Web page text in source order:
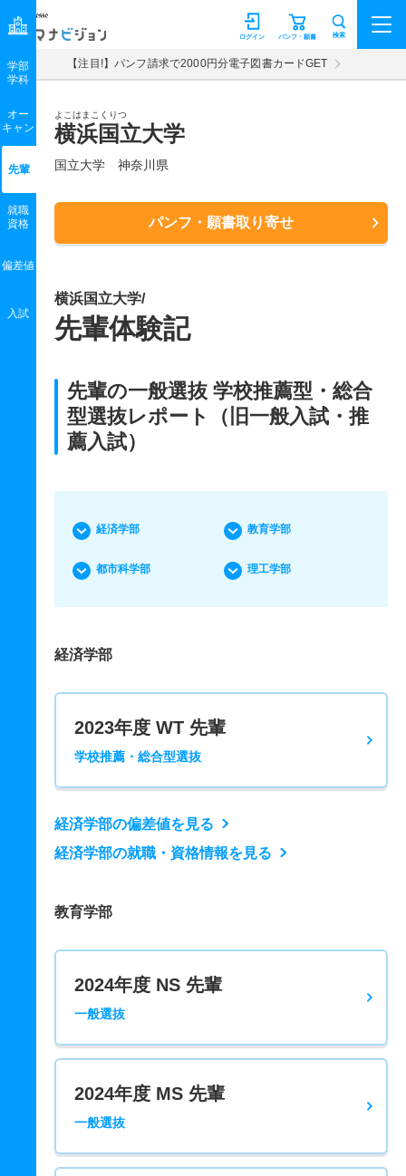
マナビジョン パンフ・願書
ログイン 検索
【注目!】パンフ請求で2000円分電子図書カードGET
よこはまこくりつ
横浜国立大学
国立大学 神奈川県
パンフ・願書取り寄せ
学部
学科
オー
キャン
先輩
就職
資格
偏差値
入試
横浜国立大学/
先輩体験記
先輩の一般選抜 学校推薦型・総合
型選抜レポート（旧一般入試・推
薦入試）
経済学部 教育学部
都市科学部 理工学部
経済学部
2023年度 WT 先輩
学校推薦・総合型選抜
経済学部の偏差値を見る
経済学部の就職・資格情報を見る
教育学部
2024年度 NS 先輩
一般選抜
2024年度 MS 先輩
一般選抜